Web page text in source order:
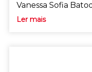
Vanessa Sofia
Ler mais